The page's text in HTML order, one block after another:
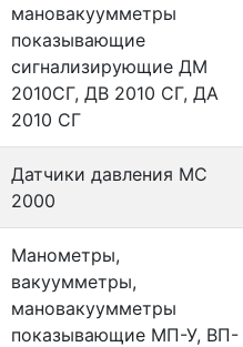
мановакуумметры
показывающие
сигнализирующие ДМ
2010СГ, ДВ 2010 СГ, ДА
2010 СГ
Датчики давления МС
2000
Манометры,
вакуумметры,
мановакуумметры
показывающие МП-У, ВП-